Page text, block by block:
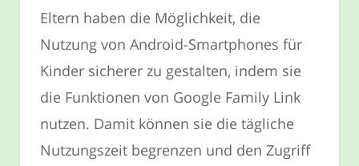
Eltern haben die Möglichkeit, die
Nutzung von Android-Smartphones für
Kinder sicherer zu gestalten, indem sie
die Funktionen von Google Family Link
nutzen. Damit können sie die tägliche
Nutzungszeit begrenzen und den Zugriff